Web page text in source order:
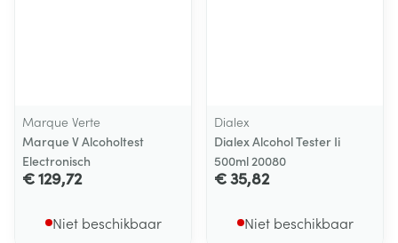
Marque Verte
Marque V Alcoholtest
Electronisch
€ 129,72
Niet beschikbaar
Dialex
Dialex Alcohol Tester Ii
500ml 20080
€ 35,82
Niet beschikbaar